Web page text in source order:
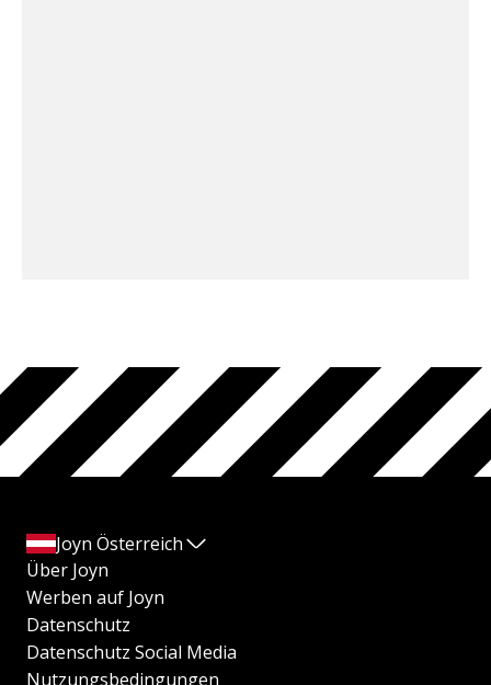
Joyn Österreich
Über Joyn
Werben auf Joyn
Datenschutz
Datenschutz Social Media
Nutzungsbedingungen